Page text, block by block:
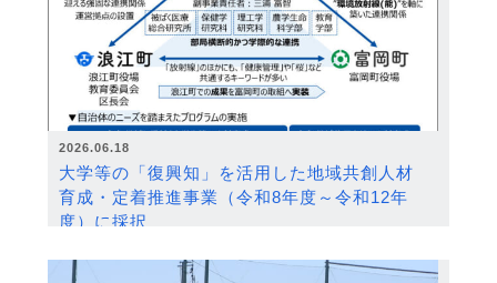
2026.06.18
大学等の「復興知」を活用した地域共創人材
育成・定着推進事業（令和8年度～令和12年
度）に採択